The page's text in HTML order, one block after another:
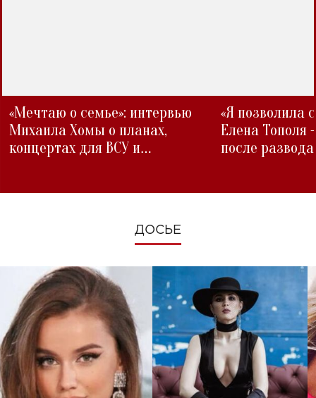
«Мечтаю о семье»: интервью
Михаила Хомы о планах,
концертах для ВСУ и
«Я позволила
Елена Тополя
после развода
ДОСЬЕ